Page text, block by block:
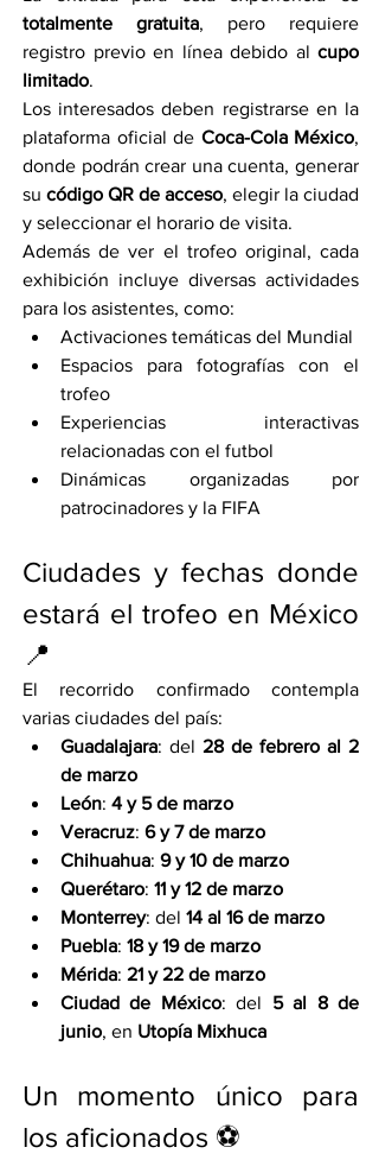
totalmente gratuita, pero requiere
registro previo en línea debido al cupo
limitado.
Los interesados deben registrarse en la
plataforma oficial de Coca-Cola México,
donde podrán crear una cuenta, generar
su código QR de acceso, elegir la ciudad
y seleccionar el horario de visita.
Además de ver el trofeo original, cada
exhibición incluye diversas actividades
para los asistentes, como:
Activaciones temáticas del Mundial
Espacios para fotografías con el
trofeo
Experiencias interactivas
relacionadas con el futbol
Dinámicas organizadas por
patrocinadores y la FIFA
Ciudades y fechas donde
estará el trofeo en México
📍
El recorrido confirmado contempla
varias ciudades del país:
Guadalajara: del 28 de febrero al 2
de marzo
León: 4 y 5 de marzo
Veracruz: 6 y 7 de marzo
Chihuahua: 9 y 10 de marzo
Querétaro: 11 y 12 de marzo
Monterrey: del 14 al 16 de marzo
Puebla: 18 y 19 de marzo
Mérida: 21 y 22 de marzo
Ciudad de México: del 5 al 8 de
junio, en Utopía Mixhuca
Un momento único para
los aficionados ⚽